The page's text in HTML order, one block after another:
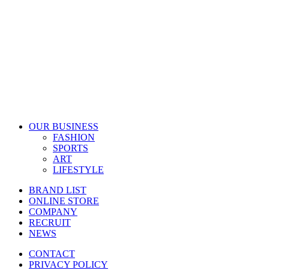
OUR BUSINESS
FASHION
SPORTS
ART
LIFESTYLE
BRAND LIST
ONLINE STORE
COMPANY
RECRUIT
NEWS
CONTACT
PRIVACY POLICY